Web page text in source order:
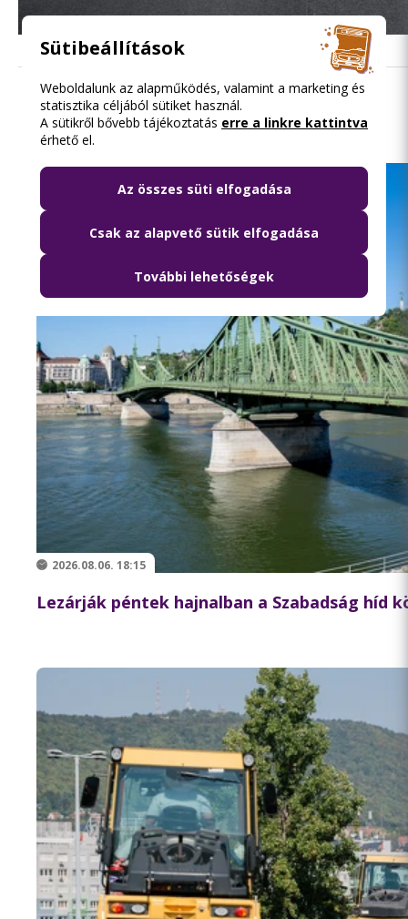
Olvasd el ezt is
2026.08.06. 18:15
Lezárják péntek hajnalban a Szabadság híd
Sütibeállítások
Weboldalunk az alapműködés, valamint a marketing és
statisztika céljából sütiket használ.
A sütikről bővebb tájékoztatás erre a linkre kattintva
érhető el.
Az összes süti elfogadása
Csak az alapvető sütik elfogadása
További lehetőségek